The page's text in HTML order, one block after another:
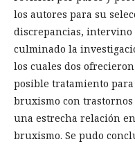
los autores para su
discrepancias,
culminado la
los cuales dos
posible tratamiento
bruxismo con
una estrecha relación
bruxismo. Se pudo